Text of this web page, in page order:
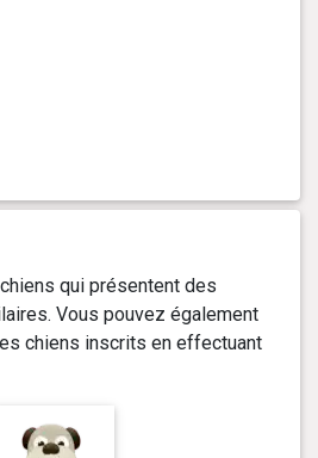
qui présentent des
Vous pouvez également
chiens inscrits en effectuant